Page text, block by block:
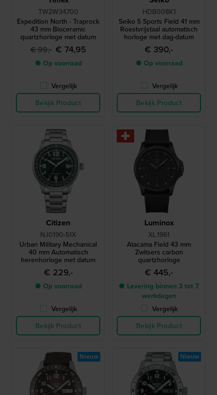
TW2W34700
Expedition North - Traprock
43 mm Bioceramic
quartzhorloge met datum
€ 99,- € 74,95
● Op voorraad
Vergelijk
Bekijk Product
HDB008K1
Seiko 5 Sports Field 41 mm
Roestvrijstaal automatisch
horloge met dag-datum
€ 390,-
● Op voorraad
Vergelijk
Bekijk Product
Citizen
NJ0190-51X
Urban Military Mechanical
40 mm Automatisch
herenhorloge met datum
€ 229,-
● Op voorraad
Vergelijk
Bekijk Product
Luminox
XL.1961
Atacama Field 43 mm
Zwitsers carbon
quartzhorloge
€ 445,-
● Levering binnen 3 tot 7
werkdagen
Vergelijk
Bekijk Product
Nieuw Nieuw